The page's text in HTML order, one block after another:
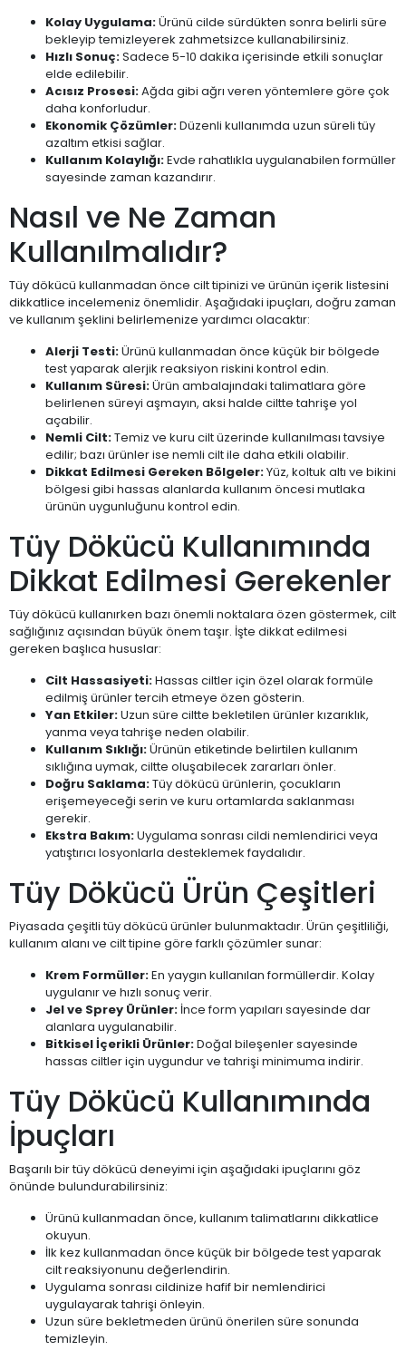
Kolay Uygulama:Ürünü cilde sürdükten sonra belirli süre
bekleyip temizleyerek zahmetsizce kullanabilirsiniz.
Hızlı Sonuç:Sadece 5-10 dakika içerisinde etkili sonuçlar
elde edilebilir.
Acısız Prosesi:Ağda gibi ağrı veren yöntemlere göre çok
daha konforludur.
Ekonomik Çözümler:Düzenli kullanımda uzun süreli tüy
azaltım etkisi sağlar.
Kullanım Kolaylığı:Evde rahatlıkla uygulanabilen formüller
sayesinde zaman kazandırır.
Nasıl ve Ne Zaman
Kullanılmalıdır?
Tüy dökücü kullanmadan önce cilt tipinizi ve ürünün içerik listesini
dikkatlice incelemeniz önemlidir. Aşağıdaki ipuçları, doğru zaman
ve kullanım şeklini belirlemenize yardımcı olacaktır:
Alerji Testi:Ürünü kullanmadan önce küçük bir bölgede
test yaparak alerjik reaksiyon riskini kontrol edin.
Kullanım Süresi:Ürün ambalajındaki talimatlara göre
belirlenen süreyi aşmayın, aksi halde ciltte tahrişe yol
açabilir.
Nemli Cilt:Temiz ve kuru cilt üzerinde kullanılması tavsiye
edilir; bazı ürünler ise nemli cilt ile daha etkili olabilir.
Dikkat Edilmesi Gereken Bölgeler:Yüz, koltuk altı ve bikini
bölgesi gibi hassas alanlarda kullanım öncesi mutlaka
ürünün uygunluğunu kontrol edin.
Tüy Dökücü Kullanımında
Dikkat Edilmesi Gerekenler
Tüy dökücü kullanırken bazı önemli noktalara özen göstermek, cilt
sağlığınız açısından büyük önem taşır. İşte dikkat edilmesi
gereken başlıca hususlar:
Cilt Hassasiyeti:Hassas ciltler için özel olarak formüle
edilmiş ürünler tercih etmeye özen gösterin.
Yan Etkiler:Uzun süre ciltte bekletilen ürünler kızarıklık,
yanma veya tahrişe neden olabilir.
Kullanım Sıklığı:Ürünün etiketinde belirtilen kullanım
sıklığına uymak, ciltte oluşabilecek zararları önler.
Doğru Saklama:Tüy dökücü ürünlerin, çocukların
erişemeyeceği serin ve kuru ortamlarda saklanması
gerekir.
Ekstra Bakım:Uygulama sonrası cildi nemlendirici veya
yatıştırıcı losyonlarla desteklemek faydalıdır.
Tüy Dökücü Ürün Çeşitleri
Piyasada çeşitli tüy dökücü ürünler bulunmaktadır. Ürün çeşitliliği,
kullanım alanı ve cilt tipine göre farklı çözümler sunar:
Krem Formüller:En yaygın kullanılan formüllerdir. Kolay
uygulanır ve hızlı sonuç verir.
Jel ve Sprey Ürünler: İnce form yapıları sayesinde dar
alanlara uygulanabilir.
Bitkisel İçerikli Ürünler:Doğal bileşenler sayesinde
hassas ciltler için uygundur ve tahrişi minimuma indirir.
Tüy Dökücü Kullanımında
İpuçları
Başarılı bir tüy dökücü deneyimi için aşağıdaki ipuçlarını göz
önünde bulundurabilirsiniz:
Ürünü kullanmadan önce, kullanım talimatlarını dikkatlice
okuyun.
İlk kez kullanmadan önce küçük bir bölgede test yaparak
cilt reaksiyonunu değerlendirin.
Uygulama sonrası cildinize hafif bir nemlendirici
uygulayarak tahrişi önleyin.
Uzun süre bekletmeden ürünü önerilen süre sonunda
temizleyin.